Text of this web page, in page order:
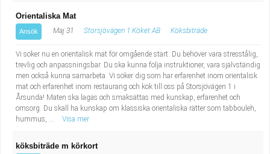
Orientaliska Mat
Ansök Maj 31 Storsjövägen 1 Köket AB Köksbiträde
Vi söker nu en orientalisk mat för omgående start. Du behöver vara stresstålig,
trevlig och anpassningsbar. Du ska kunna följa instruktioner, vara självständig
men också kunna samarbeta. Vi söker dig som har erfarenhet inom orientalisk
mat och erfarenhet inom restaurang och kök till oss på Storsjövägen 1 i
Årsunda! Maten ska lagas och smaksättas med kunskap, erfarenhet och
omsorg. Du skall ha kunskap om klassiska orientaliska rätter som tabbouleh,
hummus, ...
Visa mer
köksbiträde m körkort